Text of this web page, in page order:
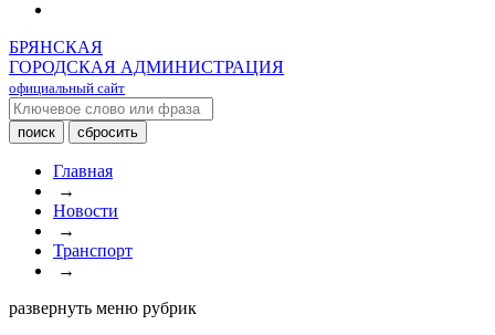
БРЯНСКАЯ
ГОРОДСКАЯ АДМИНИСТРАЦИЯ
официальный сайт
Главная
→
Новости
→
Транспорт
→
развернуть меню рубрик